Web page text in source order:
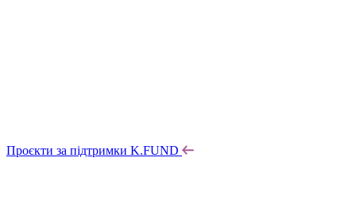
Проєкти за підтримки K.FUND